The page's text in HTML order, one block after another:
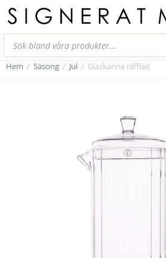
Hem / Säsong / Jul / Glaskanna räfflad